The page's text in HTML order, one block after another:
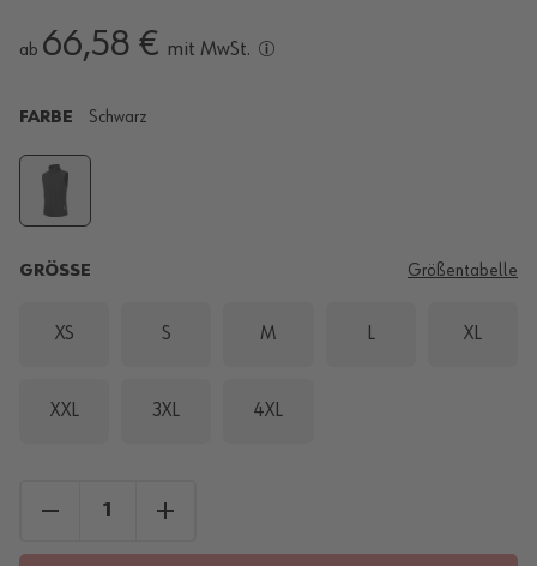
ab 66,58 € mit MwSt.
FARBE Schwarz
GRÖSSE Größentabelle
XS S M L XL
XXL 3XL 4XL